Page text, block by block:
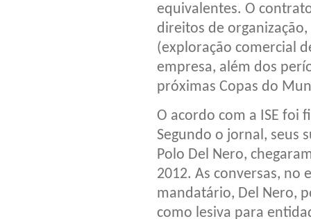
equivalentes. O
direitos de
(exploração comercial
empresa, além dos
próximas Copas do
O acordo com a ISE foi
Segundo o jornal, seus
Polo Del Nero,
2012. As conversas,
mandatário, Del Nero,
como lesiva para